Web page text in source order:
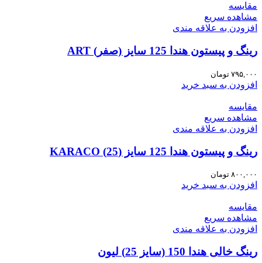
مقایسه
مشاهده سریع
افزودن به علاقه مندی
رینگ و پیستون هندا 125 سایز (صفر) ART
۷۹۵,۰۰۰ تومان
افزودن به سبد خرید
مقایسه
مشاهده سریع
افزودن به علاقه مندی
رینگ و پیستون هندا 125 سایز (25) KARACO
۸۰۰,۰۰۰ تومان
افزودن به سبد خرید
مقایسه
مشاهده سریع
افزودن به علاقه مندی
رینگ خالی هندا 150 (سایز 25) لیون